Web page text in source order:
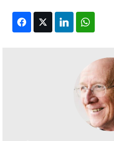
FacebookTwitter LinkedIn